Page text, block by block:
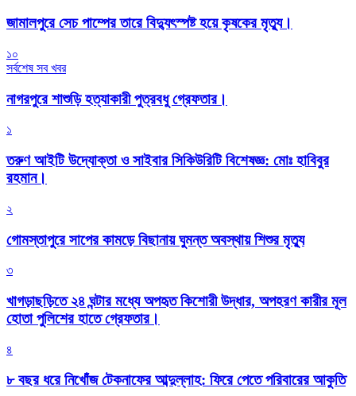
জামালপুরে সেচ পাম্পের তারে বিদ্যুৎস্পষ্ট হয়ে কৃষকের মৃত্যু।
১০
সর্বশেষ সব খবর
নাগরপুরে শাশুড়ি হত্যাকারী পুত্রবধু গ্রেফতার।
১
তরুণ আইটি উদ্যোক্তা ও সাইবার সিকিউরিটি বিশেষজ্ঞ: মোঃ হাবিবুর
রহমান।
২
গোমস্তাপুরে সাপের কামড়ে বিছানায় ঘুমন্ত অবস্থায় শিশুর মৃত্যু
৩
খাগড়াছড়িতে ২৪ ঘন্টার মধ্যে অপহৃত কিশোরী উদ্ধার, অপহরণ কারীর মূল
হোতা পুলিশের হাতে গ্রেফতার।
৪
৮ বছর ধরে নিখোঁজ টেকনাফের আব্দুল্লাহ: ফিরে পেতে পরিবারের আকুতি